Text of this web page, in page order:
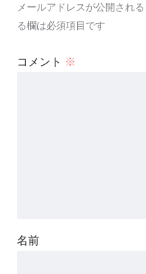
メールアドレスが公開され
る欄は必須項目です
コメント ※
名前